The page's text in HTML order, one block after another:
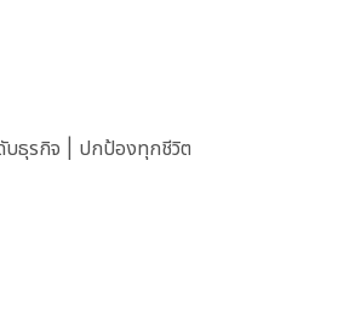
บธุรกิจ | ปกป้องทุกชีวิต